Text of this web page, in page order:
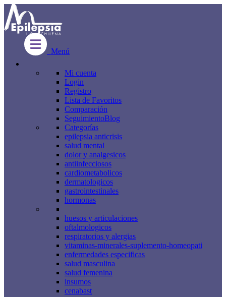
Menú
Mi cuenta
Login
Registro
Lista de Favoritos
Comparación
SeguimientoBlog
Categorías
epilepsia anticrisis
salud mental
dolor y analgesicos
antiinfecciosos
cardiometabolicos
dermatologicos
gastrointestinales
hormonas
huesos y articulaciones
oftalmologicos
respiratorios y alergias
vitaminas-minerales-suplemento-homeopati
enfermedades especificas
salud masculina
salud femenina
insumos
cenabast